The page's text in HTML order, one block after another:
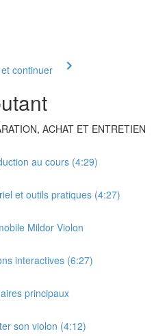
continuer
ACHAT ET ENTRETIEN
au cours (4:29)
et outils pratiques (4:27)
Mildor Violon
interactives (6:27)
principaux
son violon (4:12)